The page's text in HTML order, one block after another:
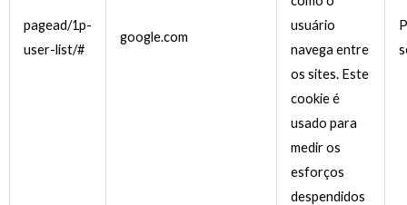
pagead/1p-
user-list/#
google.com
usuário
navega entre
os sites. Este
cookie é
usado para
medir os
esforços
despendidos